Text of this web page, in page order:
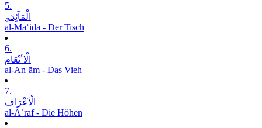
5.
الْمَآئِدَۃِ
al-Māʾida - Der Tisch
6.
الْاٴنْعَام
al-Anʿām - Das Vieh
7.
الْاَعْرَاف
al-Aʿrāf - Die Höhen